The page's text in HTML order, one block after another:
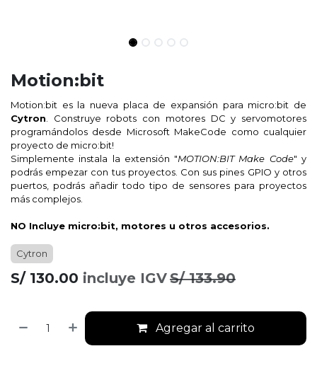
Motion:bit
Motion:bit es la nueva placa de expansión para micro:bit de
Cytron . Construye robots con motores DC y servomotores
programándolos desde Microsoft MakeCode como cualquier
proyecto de micro:bit!
Simplemente instala la extensión "MOTION:BIT Make Code" y
podrás empezar con tus proyectos. Con sus pines GPIO y otros
puertos, podrás añadir todo tipo de sensores para proyectos
más complejos.
NO Incluye micro:bit, motores u otros accesorios.
Cytron
S/ 130.00 incluye IGVS/133.90
Agregar al carrito